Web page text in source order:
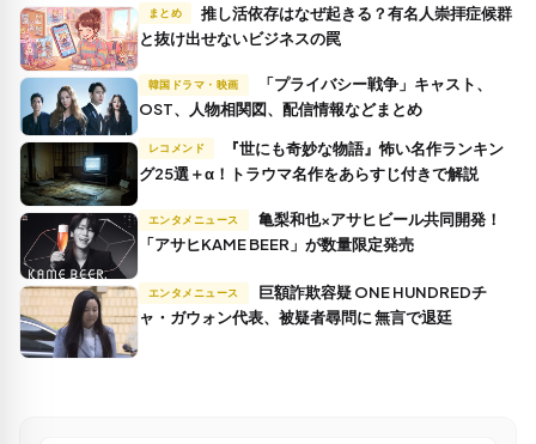
まとめ
推し活依存はなぜ起きる？有名人崇拝症候群
と抜け出せないビジネスの罠
韓国ドラマ・映画
OST、人物相関図、配信情報などまとめ
レコメンド
グ25選＋α！トラウマ名作をあらすじ付きで解説
エンタメニュース
「アサヒKAME BEER」が数量限定発売
エンタメニュース
ャ・ガウォン代表、被疑者尋問に 無言で退廷